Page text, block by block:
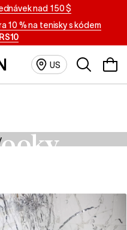
nad 150 $
10 % na tenisky s kódem
US